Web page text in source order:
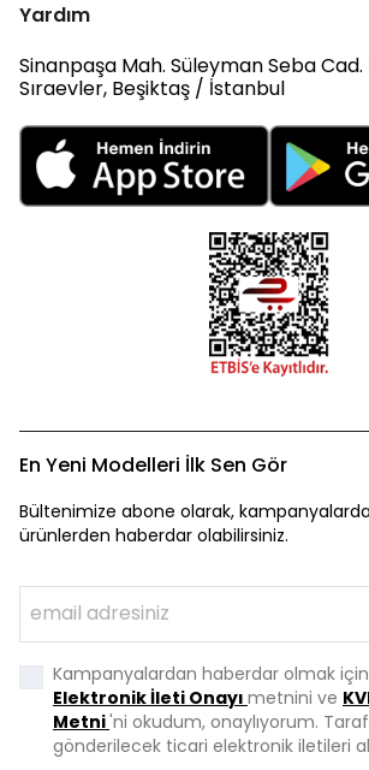
Yardım
Sinanpaşa Mah. Süleyman Seba Cad.
Sıraevler, Beşiktaş / İstanbul
En Yeni Modelleri İlk Sen Gör
Bültenimize abone olarak,
ürünlerden haberdar olabilirsiniz.
Kampanyalardan haberdar olmak için
Elektronik İleti Onayı metnini ve
Metni'ni okudum, onaylıyorum.
gönderilecek ticari elektronik iletileri